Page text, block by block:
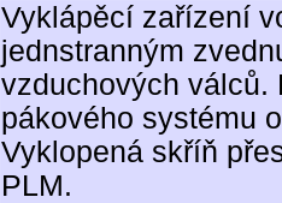
Vyklápěcí zařízení
jednstranným
vzduchových válců.
pákového systému
Vyklopená skříň
PLM.